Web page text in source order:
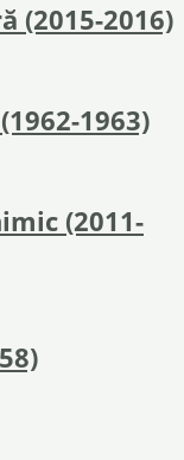
(2015-2016)
1963)
(2011-